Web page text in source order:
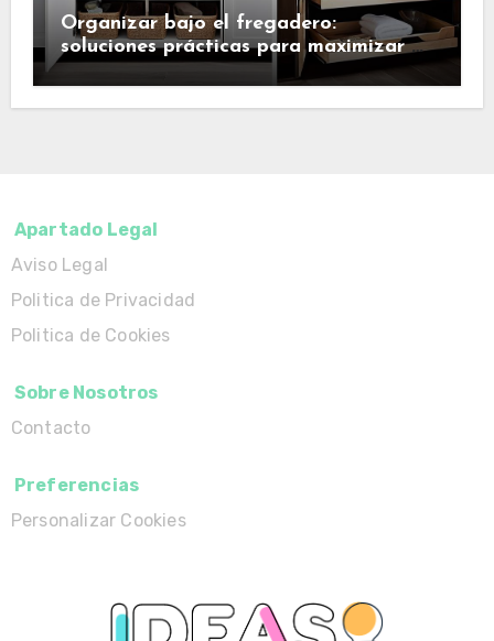
Organizar bajo el fregadero:
soluciones prácticas para maximizar el
espacio
Apartado Legal
Aviso Legal
Politica de Privacidad
Politica de Cookies
Sobre Nosotros
Contacto
Preferencias
Personalizar Cookies